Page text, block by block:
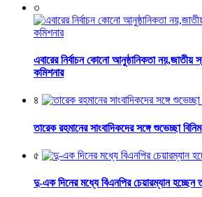
৩
এবারের নির্বাচন কোনো আনুষ্ঠানিকতা নয়,জাতীয়
কমিশনার
৪
তারেক রহমানের সাংবাদিকদের সঙ্গে শুভেচ্ছা
৫
দু-এক দিনের মধ্যে বিএনপির চেয়ারম্যান হচ্ছেন